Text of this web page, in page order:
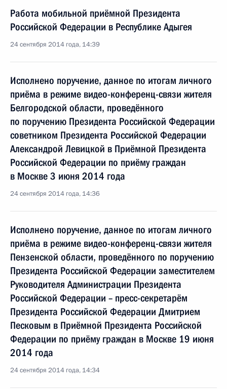
Работа мобильной приёмной Президента
Российской Федерации в Республике Адыгея
24 сентября 2014 года, 14:39
Исполнено поручение, данное по итогам личного
приёма в режиме видео-конференц-связи жителя
Белгородской области, проведённого
по поручению Президента Российской Федерации
советником Президента Российской Федерации
Александрой Левицкой в Приёмной Президента
Российской Федерации по приёму граждан
в Москве 3 июня 2014 года
24 сентября 2014 года, 14:36
Исполнено поручение, данное по итогам личного
приёма в режиме видео-конференц-связи жителя
Пензенской области, проведённого по поручению
Президента Российской Федерации заместителем
Руководителя Администрации Президента
Российской Федерации – пресс-секретарём
Президента Российской Федерации Дмитрием
Песковым в Приёмной Президента Российской
Федерации по приёму граждан в Москве 19 июня
2014 года
24 сентября 2014 года, 14:34